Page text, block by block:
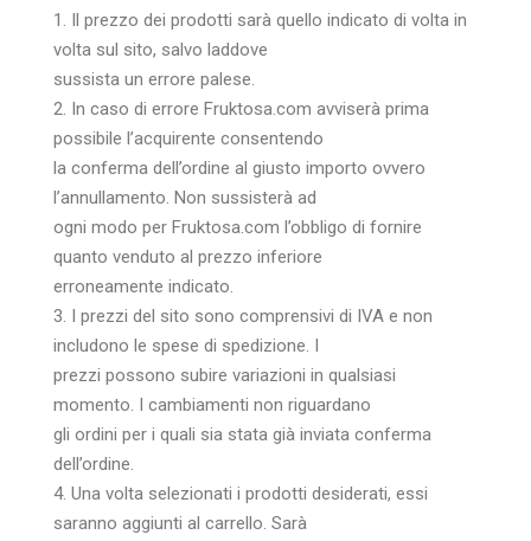
1. Il prezzo dei prodotti sarà quello indicato di volta in
volta sul sito, salvo laddove
sussista un errore palese.
2. In caso di errore Fruktosa.com avviserà prima
possibile l’acquirente consentendo
la conferma dell’ordine al giusto importo ovvero
l’annullamento. Non sussisterà ad
ogni modo per Fruktosa.com l’obbligo di fornire
quanto venduto al prezzo inferiore
erroneamente indicato.
3. I prezzi del sito sono comprensivi di IVA e non
includono le spese di spedizione. I
prezzi possono subire variazioni in qualsiasi
momento. I cambiamenti non riguardano
gli ordini per i quali sia stata già inviata conferma
dell’ordine.
4. Una volta selezionati i prodotti desiderati, essi
saranno aggiunti al carrello. Sarà